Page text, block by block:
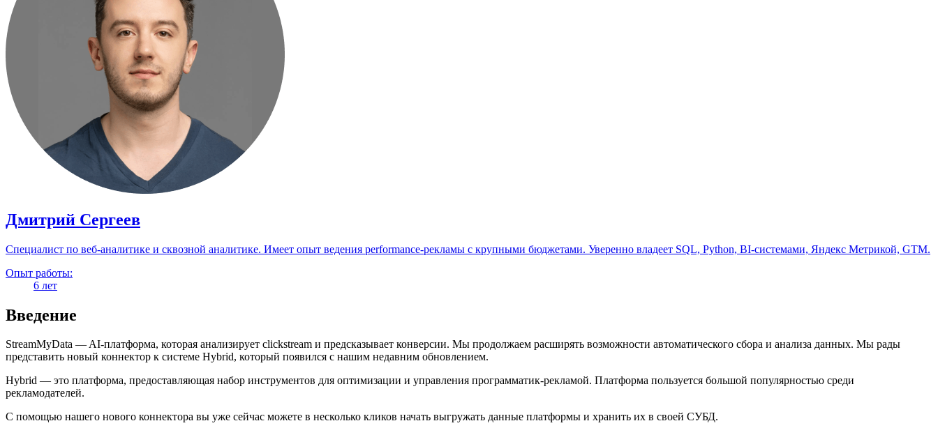
Дмитрий Сергеев
Специалист по веб-аналитике и сквозной аналитике. Имеет опыт ведения performance-рекламы с крупными бюджетами. Уверенно владеет SQL, Python, BI-системами, Яндекс Метрикой, GTM.
Опыт работы:
6 лет
Введение
StreamMyData — AI-платформа, которая анализирует clickstream и предсказывает конверсии. Мы продолжаем расширять возможности автоматического сбора и анализа данных. Мы рады
представить новый коннектор к системе Hybrid, который появился с нашим недавним обновлением.
Hybrid — это платформа, предоставляющая набор инструментов для оптимизации и управления программатик-рекламой. Платформа пользуется большой популярностью среди
рекламодателей.
С помощью нашего нового коннектора вы уже сейчас можете в несколько кликов начать выгружать данные платформы и хранить их в своей СУБД.